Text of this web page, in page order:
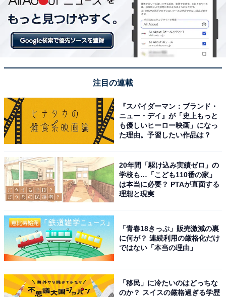
「カエシ」とともにスープを作る「出汁」と「香
味油」って？
「カエシ」とともにスープを作る「出汁」と「香味油」
出汁は「豚骨」「鶏ガラ」「煮干し」「魚介」などから
作られます。あるいはそれらがミックスされて作られる
たWスープなど）。
注目の連載
『スパイダーマン：ブランド・
ニュー・デイ』が「史上もっと
も優しいヒーロー映画」になっ
た理由。予習したい作品は？
20年間「駆け込み実績ゼロ」の
学校も…「こども110番の家」
は本当に必要？ PTAが直面する
理想と現実
「青春18きっぷ」販売激減の裏
に何が？ 連続利用の厳格化だけ
ではない「本当の理由」
「移民」に冷たいのはどっちな
のか？ スイスの厳格過ぎる学歴